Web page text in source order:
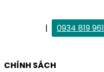
|
0934 819 961
CHÍNH SÁCH